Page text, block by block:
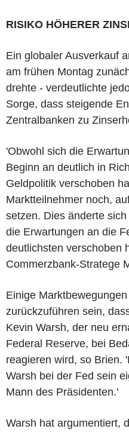
RISIKO HÖHERER
Ein globaler Ausverkauf
am frühen Montag
drehte - verdeutlichte
Sorge, dass steigende
Zentralbanken zu
'Obwohl sich die
Beginn an deutlich in
Geldpolitik verschoben
Marktteilnehmer noch,
setzen. Dies änderte
die Erwartungen an die
deutlichsten verschoben
Commerzbank-Stratege
Einige
zurückzuführen sein,
Kevin Warsh, der neu
Federal Reserve, bei
reagieren wird, so Brien.
Warsh bei der Fed sein
Mann des Präsidenten.'
Warsh hat argumentiert,